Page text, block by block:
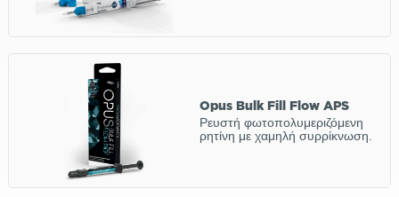
Opus Bulk Fill Flow APS
Ρευστή φωτοπολυμεριζόμενη
ρητίνη με χαμηλή συρρίκνωση.